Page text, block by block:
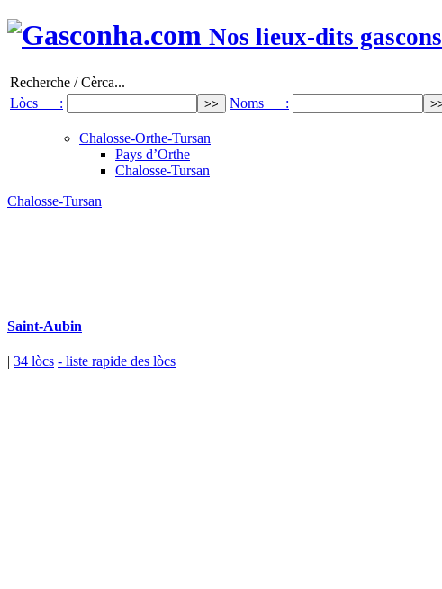
Nos lieux-dits gascons
Recherche / Cèrca...
Lòcs :
Noms :
Chalosse-Orthe-Tursan
Pays d’Orthe
Chalosse-Tursan
Chalosse-Tursan
Saint-Aubin
| 34 lòcs - liste rapide des lòcs